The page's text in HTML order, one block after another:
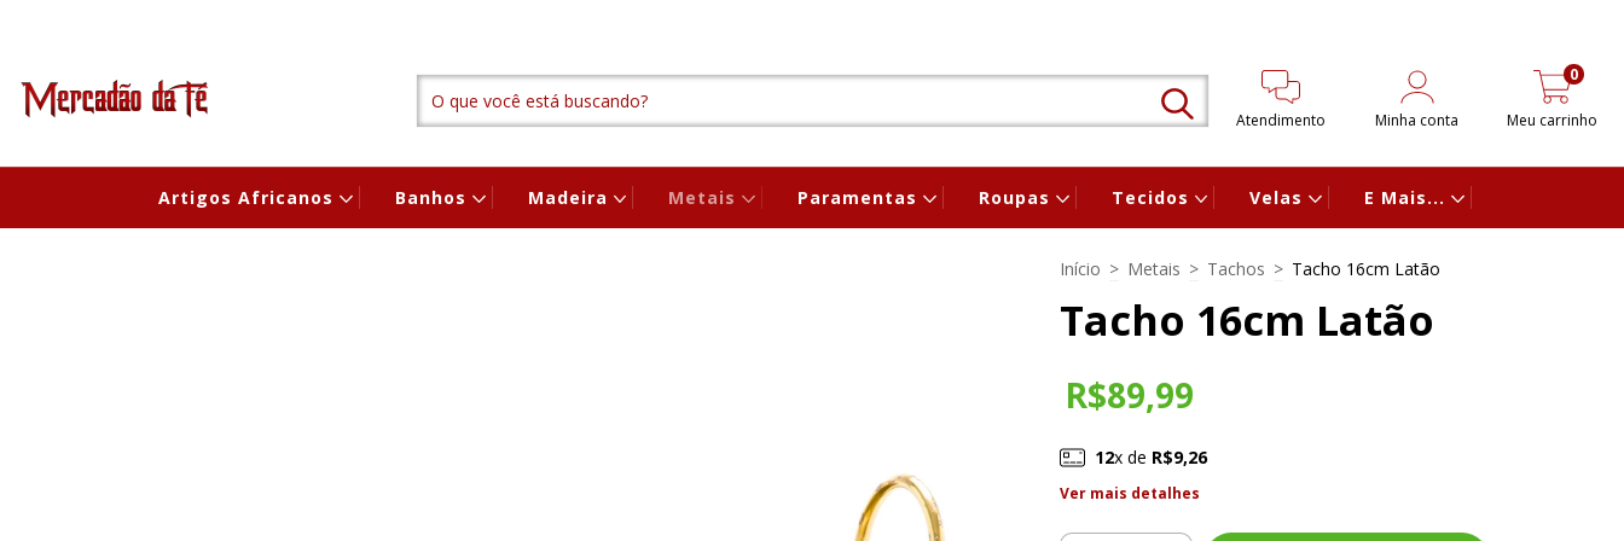
Atendimento Minha conta Meu carrinho
0
Artigos Africanos Banhos Madeira Metais Paramentas Roupas Tecidos Velas E Mais...
Início > Metais > Tachos > Tacho 16cm Latão
Tacho 16cm Latão
R$89,99
12x de R$9,26
Ver mais detalhes